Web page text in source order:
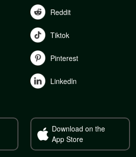
Reddit
Tiktok
Pinterest
Linkedln
Download on the
App Store